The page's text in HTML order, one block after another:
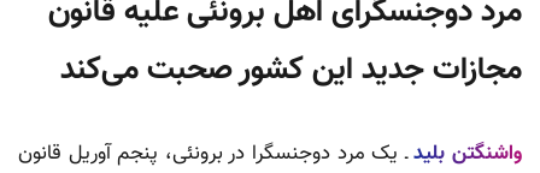
مرد دوجنسگرای اهل برونئی علیه قانون
مجازات جدید این کشور صحبت می‌کند
واشنگتن بلیدـ یک مرد دوجنسگرا در برونئی، پنجم آوریل قانون